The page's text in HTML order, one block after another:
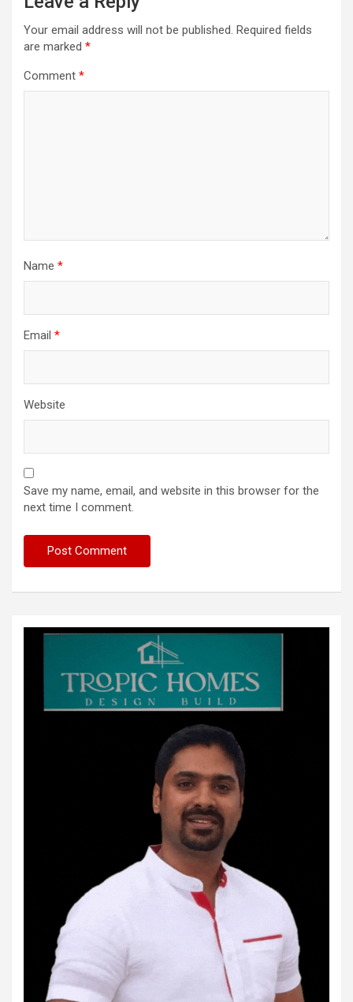
Your email address will not be published. Required fields
are marked *
Comment *
Name *
Email *
Website
Save my name, email, and website in this browser for the
next time I comment.